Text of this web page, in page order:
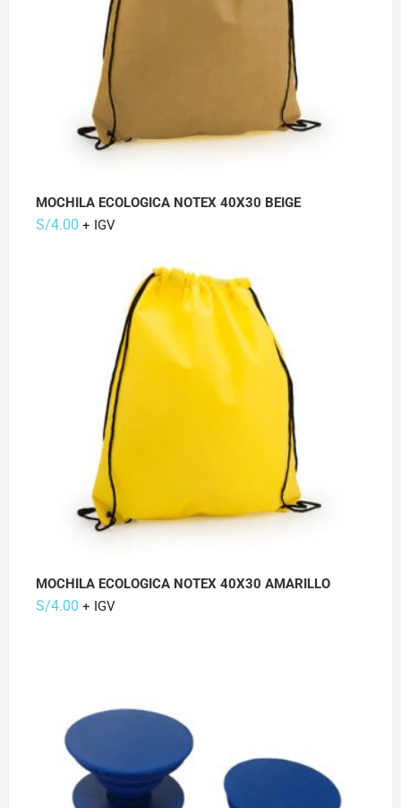
MOCHILA ECOLOGICA NOTEX 40X30 BEIGE
S/4.00 + IGV
MOCHILA ECOLOGICA NOTEX 40X30 AMARILLO
S/4.00 + IGV